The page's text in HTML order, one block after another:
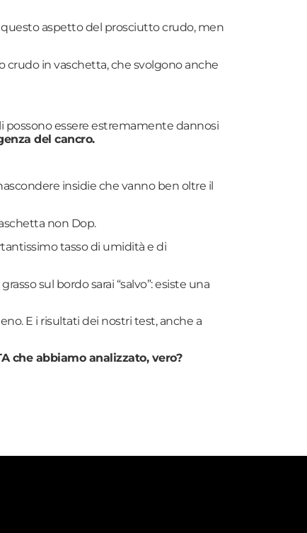
aspetto del prosciutto crudo, men
crudo in vaschetta, che svolgono anche
possono essere estremamente dannosi
del cancro.
insidie che vanno ben oltre il
non Dop.
tasso di umidità e di
sul bordo sarai “salvo”: esiste una
E i risultati dei nostri test, anche a
che abbiamo analizzato, vero?